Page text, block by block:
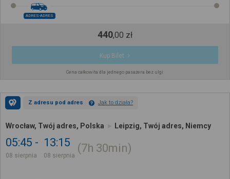
ADRES-ADRES
440,00 zł
Kup Bilet
Cena całkowita dla jednego pasażera bez ulgi
Z adresu pod adres Jak to działa?
Wrocław, Twój adres, Polska Leipzig, Twój adres, Niemcy
05:45
08 sierpnia
13:15
08 sierpnia
7h 30min